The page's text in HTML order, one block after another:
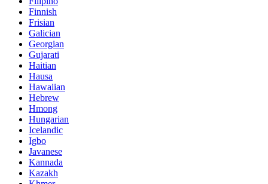
Finnish
Frisian
Galician
Georgian
Gujarati
Haitian
Hausa
Hawaiian
Hebrew
Hmong
Hungarian
Icelandic
Igbo
Javanese
Kannada
Kazakh